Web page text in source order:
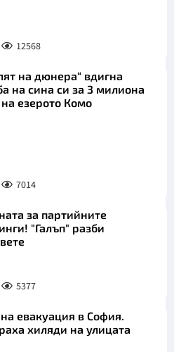
12568
на дюнера“ вдигна
на сина си за 3 милиона
езерото Комо
7014
за партийните
"Галъп" разби
5377
евакуация в София.
хиляди на улицата